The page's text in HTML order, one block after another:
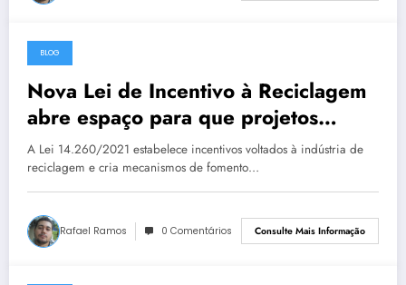
29 de abril de 2023
BLOG
Nova Lei de Incentivo à Reciclagem
abre espaço para que projetos
sociais recebam recursos do Imposto
de Renda
A Lei 14.260/2021 estabelece incentivos voltados à indústria de
reciclagem e cria mecanismos de fomento…
Rafael Ramos 0 Comentários Consulte Mais Informação